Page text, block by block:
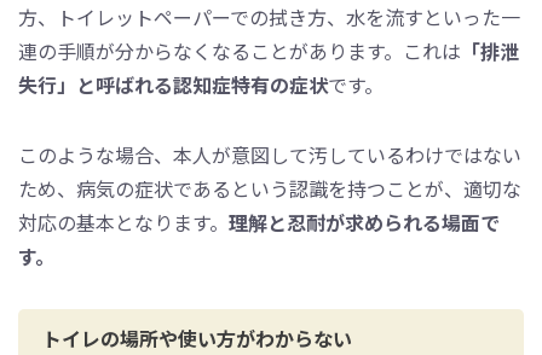
方、トイレットペーパーでの拭き方、水を流すといった一
連の手順が分からなくなることがあります。これは 「排泄
失行」と呼ばれる認知症特有の症状です。
このような場合、本人が意図して汚しているわけではない
ため、病気の症状であるという認識を持つことが、適切な
対応の基本となります。 理解と忍耐が求められる場面で
す。
トイレの場所や使い方がわからない